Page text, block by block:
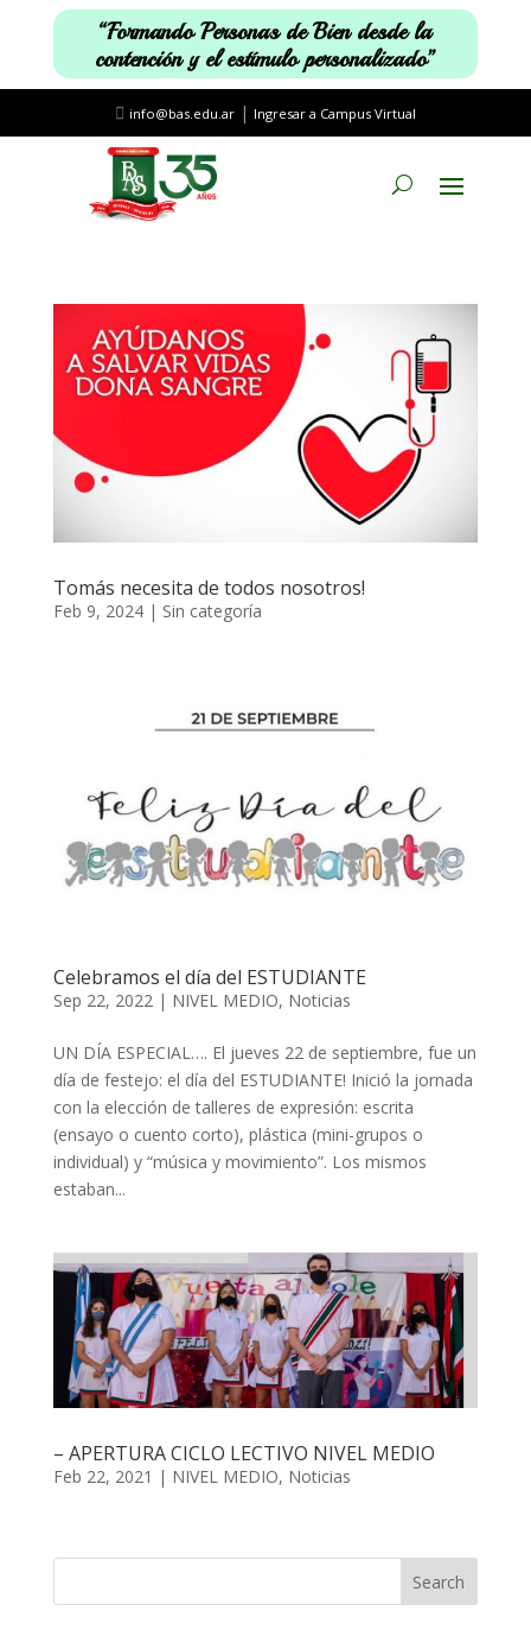
“Formando Personas de Bien desde la
contención y el estímulo personalizado”
info@bas.edu.ar| Ingresar a Campus Virtual
Tomás necesita de todos nosotros!
Feb 9, 2024| Sin categoría
Celebramos el día del ESTUDIANTE
Sep 22, 2022| NIVEL MEDIO, Noticias
UN DÍA ESPECIAL…. El jueves 22 de septiembre, fue un
día de festejo: el día del ESTUDIANTE! Inició la jornada
con la elección de talleres de expresión: escrita
(ensayo o cuento corto), plástica (mini-grupos o
individual) y “música y movimiento”. Los mismos
estaban...
– APERTURA CICLO LECTIVO NIVEL MEDIO
Feb 22, 2021 | NIVEL MEDIO, Noticias